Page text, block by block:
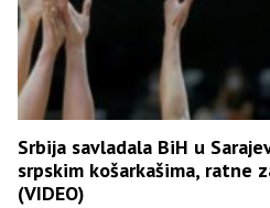
Srbija savladala BiH u
srpskim košarkašima, ratne
(VIDEO)